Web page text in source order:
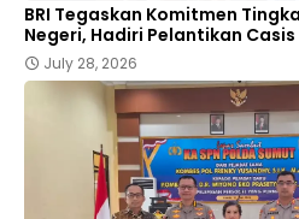
BRI Tegaskan Komitmen
Negeri, Hadiri Pelantikan Casis
July 28, 2026